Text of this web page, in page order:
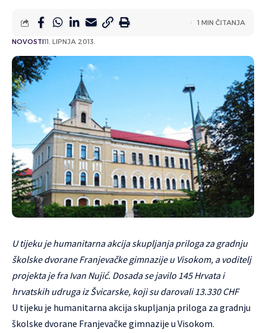
NOVOSTI11. LIPNJA 2013.
1 MIN ČITANJA
U tijeku je humanitarna akcija skupljanja priloga za gradnju
školske dvorane Franjevačke gimnazije u Visokom, a voditelj
projekta je fra Ivan Nujić. Dosada se javilo 145 Hrvata i
hrvatskih udruga iz Švicarske, koji su darovali 13.330 CHF
U tijeku je humanitarna akcija skupljanja priloga za gradnju
školske dvorane Franjevačke gimnazije u Visokom.